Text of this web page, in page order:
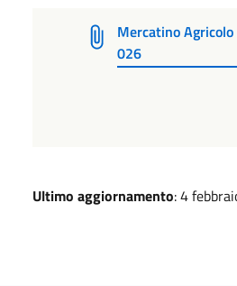
Mercatino
026
Ultimo aggiornamento: 4